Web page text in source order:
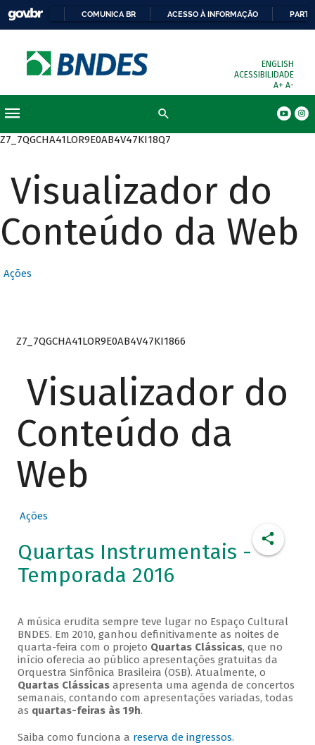
COMUNICA BR ACESSO À INFORMAÇÃO
ENGLISH
ACESSIBILIDADE
A+ A-
Z7_7QGCHA41LOR9E0AB4V47KI18Q7
Visualizador do
Conteúdo da Web
Ações
Z7_7QGCHA41LOR9E0AB4V47KI1866
Visualizador do
Conteúdo da
Web
Ações
Quartas Instrumentais -
Temporada 2016
A música erudita sempre teve lugar no Espaço Cultural
BNDES. Em 2010, ganhou definitivamente as noites de
quarta-feira com o projeto Quartas Clássicas, que no
início oferecia ao público apresentações gratuitas da
Orquestra Sinfônica Brasileira (OSB). Atualmente, o
Quartas Clássicasapresenta uma agenda de concertos
semanais, contando com apresentações variadas, todas
as quartas-feiras às 19h.
Saiba como funciona a reserva de ingressos.